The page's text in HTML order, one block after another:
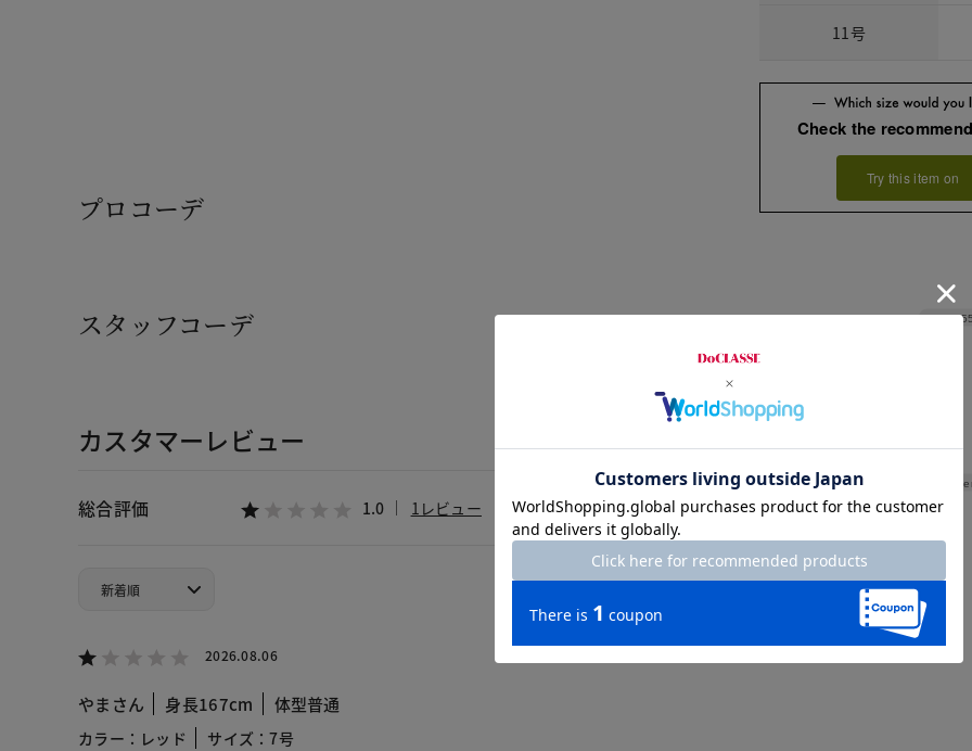
プロコーデ
スタッフコーデ
カスタマーレビュー
総合評価 1.0 1レビュー
2026.08.06
やまさん 身長167cm 体型普通
カラー：レッド
サイズ：7号
11号
Check the
Try this item on
Width